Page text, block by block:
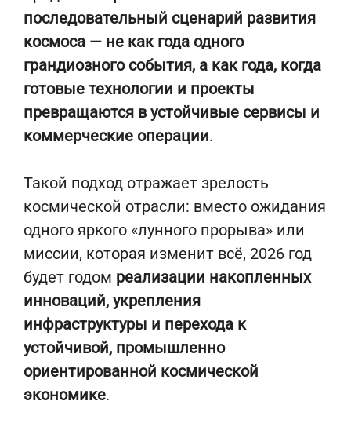
последовательный сценарий развития
космоса — не как года одного
грандиозного события, а как года, когда
готовые технологии и проекты
превращаются в устойчивые сервисы и
коммерческие операции.
Такой подход отражает зрелость
космической отрасли: вместо ожидания
одного яркого «лунного прорыва» или
миссии, которая изменит всё, 2026 год
будет годом реализации накопленных
инноваций, укрепления
инфраструктуры и перехода к
устойчивой, промышленно
ориентированной космической
экономике.